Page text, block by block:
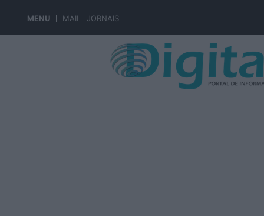
MENU MAIL JORNAIS